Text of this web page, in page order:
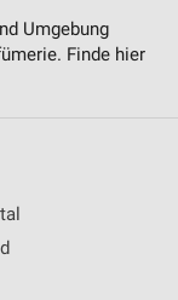
Umgebung
Finde hier